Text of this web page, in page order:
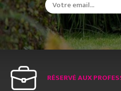
RÉSERVÉ AUX